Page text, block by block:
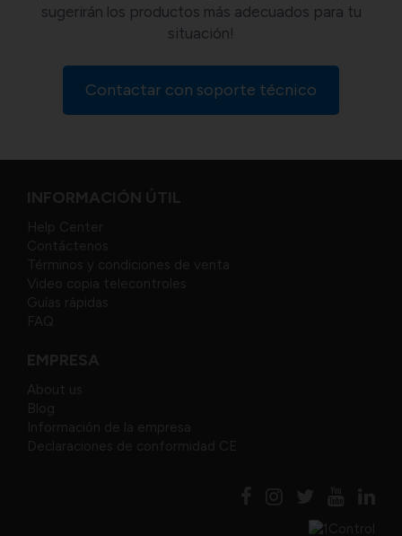
sugerirán los productos más adecuados para tu
situación!
Contactar con soporte técnico